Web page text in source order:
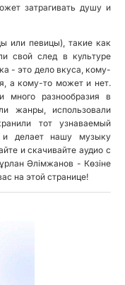
затрагивать душу и
или певицы), такие как
свой след в культуре
- это дело вкуса, кому-
а кому-то может и нет.
много разнообразия в
жанры, использовали
тот узнаваемый
и делает нашу музыку
и скачивайте аудио с
Әлімжанов - Көзіне
на этой странице!